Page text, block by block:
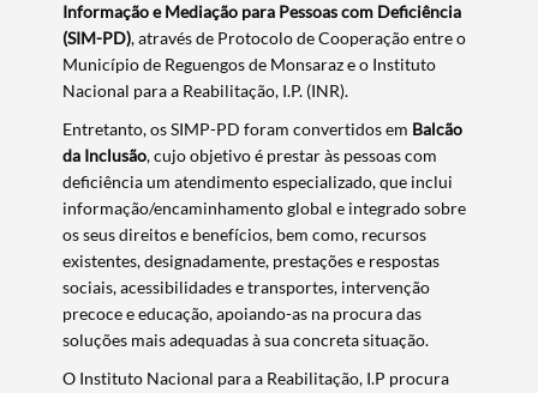
Informação e Mediação para Pessoas com Deficiência
(SIM-PD), através de Protocolo de Cooperação entre o
Município de Reguengos de Monsaraz e o Instituto
Nacional para a Reabilitação, I.P. (INR).
Entretanto, os SIMP-PD foram convertidos em Balcão
da Inclusão, cujo objetivo é prestar às pessoas com
deficiência um atendimento especializado, que inclui
informação/encaminhamento global e integrado sobre
os seus direitos e benefícios, bem como, recursos
existentes, designadamente, prestações e respostas
sociais, acessibilidades e transportes, intervenção
precoce e educação, apoiando-as na procura das
soluções mais adequadas à sua concreta situação.
O Instituto Nacional para a Reabilitação, I.P procura